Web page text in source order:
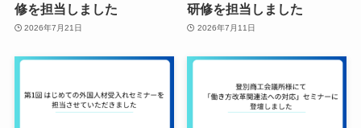
修を担当しました
2026年7月21日
研修を担当しました
2026年7月11日